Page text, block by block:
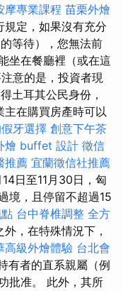
摩專業課程 苗栗外燴
規定，如果沒有充分
等待），您無法前
坐在餐廳裡（或在這
意的是，投資者現
土耳其公民身份，
在購買房產時可以
牙選擇 創意下午茶
燴 buffet 設計 徵信
推薦 宜蘭徵信社推薦
日至11月30日，匈
境，且停留不超過15
台中脊椎調整 全方
外，在特殊情況下，
高級外燴體驗 台北會
有者的直系親屬（例
批准。 此外，其所